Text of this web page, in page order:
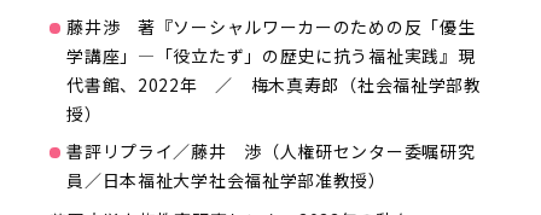
藤井渉 著『ソーシャルワーカーのための反「優生
学講座」―「役立たず」の歴史に抗う福祉実践』現
代書館、2022年 ／ 梅木真寿郎（社会福祉学部教
授）
書評リプライ／藤井 渉（人権研センター委嘱研究
員／日本福祉大学社会福祉学部准教授）